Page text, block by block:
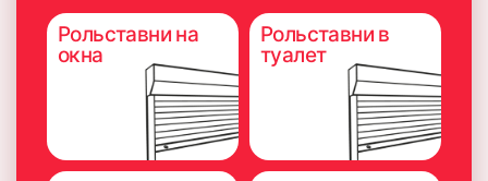
высоты необходимо вычесть 2 см.
Если откосы подшиты слишком близко к стеклу, то
рекомендуется консультация специалиста.
Существует вероятность невозможности монтажа
или изменения схемы замера
Рольставни на
окна
Рольставни в
туалет